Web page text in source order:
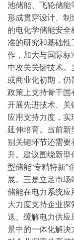
池储能、飞轮储能
形成贯穿设计、制
的电化学储能安
准的研究和基础性
作，加大与国际标
中攻关关键技术
或商业化初期，仍
政策上支持骨干国
开展先进技术、关
应用支持力度，
延伸培育。当前新
别关键环节还需要
升。建议围绕新
型储能“专精特新”
展。 三是立足市场
储能在电力系统应
大力度支持企业
送、缓解电力供应
景中的一体化解决